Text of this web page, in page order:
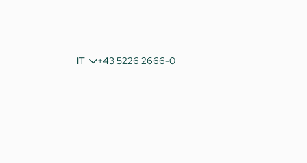
IT
DE
EN
+43 5226 2666-0